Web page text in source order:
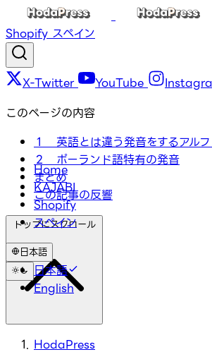
Shopify スペイン
X-Twitter YouTube
Home
KAJABI
Shopify
スペイン
日本語
日本語
English
このページの内容
１ 英語とは違う発音をするアル
２ ポーランド語特有の発音
まとめ
この記事の反響
トップにスクロール
HodaPress